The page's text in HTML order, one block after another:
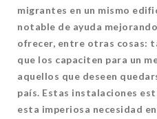
migrantes en un mismo
notable de ayuda
ofrecer, entre otras cosas:
que los capaciten para un
aquellos que deseen
país. Estas instalaciones
esta imperiosa necesidad